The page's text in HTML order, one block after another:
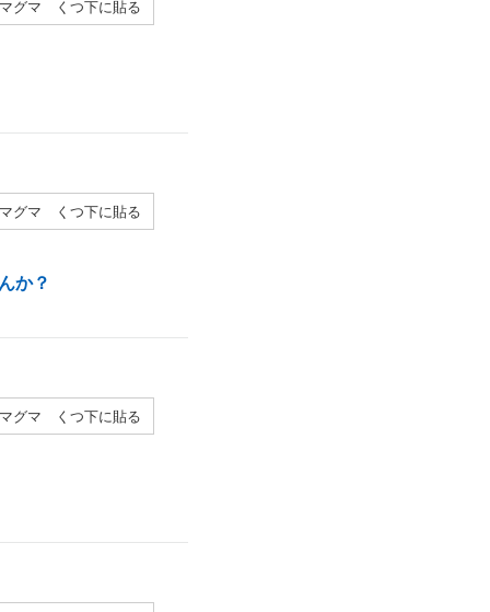
マグマ くつ下に貼る
マグマ くつ下に貼る
か？
マグマ くつ下に貼る